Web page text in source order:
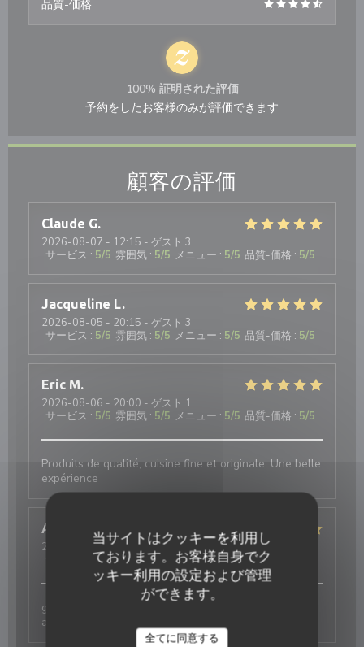
当サイトはクッキーを利用し
ております。お客様自身でク
ッキー利用の設定および管理
ができます。
全てに同意する
顧客の評価
Claude G
2026-08-07 - 12:15 - ゲスト 3
サービス : 5/5 雰囲気 : 5/5 メニュー : 5/5 品質-価格 : 5/5
Jacqueline L
2026-08-05 - 20:15 - ゲスト 3
サービス : 5/5 雰囲気 : 5/5 メニュー : 5/5 品質-価格 : 5/5
Eric M
2026-08-06 - 20:00 - ゲスト 1
サービス : 5/5 雰囲気 : 5/5 メニュー : 5/5 品質-価格 : 5/5
Produits de qualité, cuisine fine et originale. Une belle
expérience
Annie
2026-08-05- 12:30 - ゲスト 2
5/5 雰囲気 :5 /5 メニュー:5/5 品質-価格
galettes originales et délicieuses , bien
accompagnées par le cidre
品質-価格
100% 証明された評価
予約をしたお客様のみが評価できます